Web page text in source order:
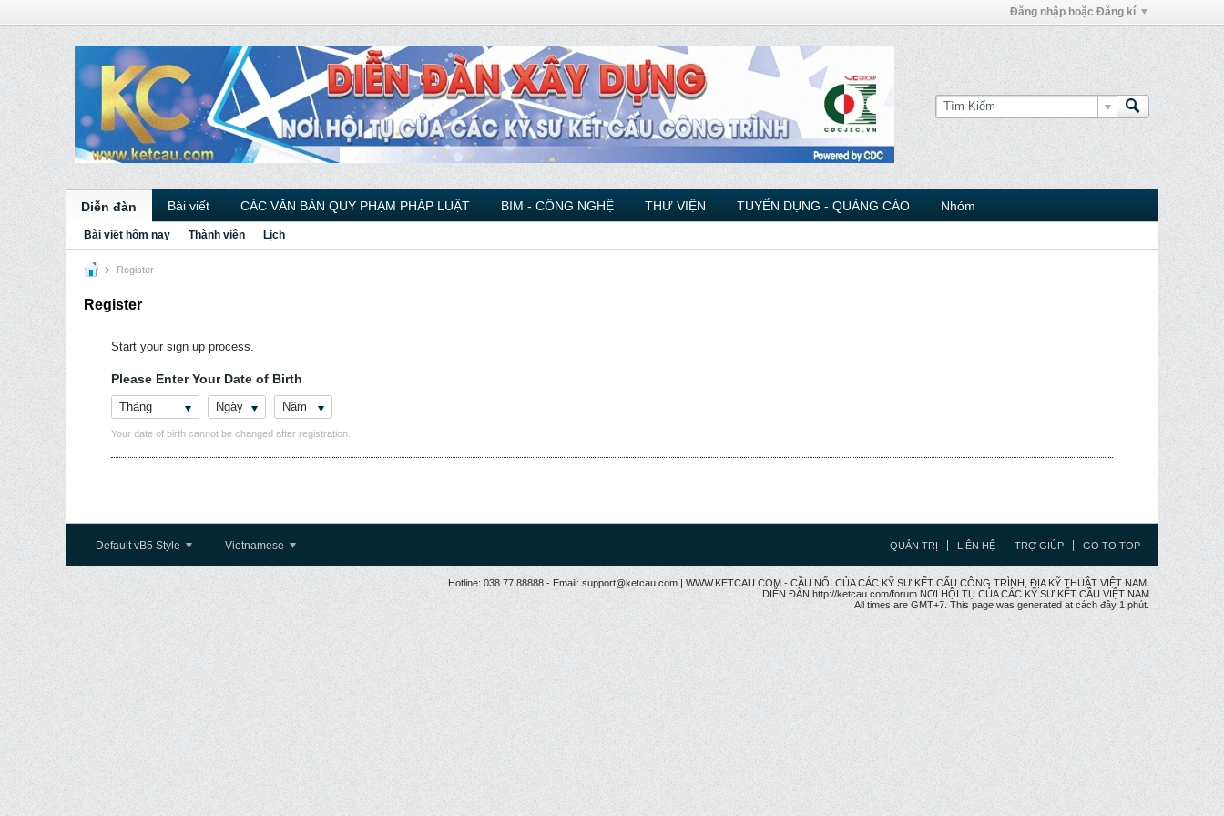
Đăng nhập hoặc Đăng kí
Diễn đàn Bài viết CÁC VĂN BẢN QUY PHẠM PHÁP LUẬT BIM - CÔNG NGHỆ THƯ VIỆN TUYỂN DỤNG - QUẢNG CÁO Nhóm
Bài viết hôm nay Thành viên Lịch
Register
Register
Start your sign up process.
Please Enter Your Date of Birth
Tháng Ngày Năm
Your date of birth cannot be changed after registration.
Default vB5 Style Vietnamese QUẢN TRỊ LIÊN HỆ TRỢ GIÚP GO TO TOP
Hotline: 038.77 88888 - Email: support@ketcau.com | WWW.KETCAU.COM - CẦU NỐI CỦA CÁC KỸ SƯ KẾT CẤU CÔNG TRÌNH, ĐỊA KỸ THUẬT VIỆT NAM.
DIỄN ĐÀN http://ketcau.com/forum NƠI HỘI TỤ CỦA CÁC KỸ SƯ KẾT CÂU VIỆT NAM
All times are GMT+7. This page was generated at cách đây 1 phút.